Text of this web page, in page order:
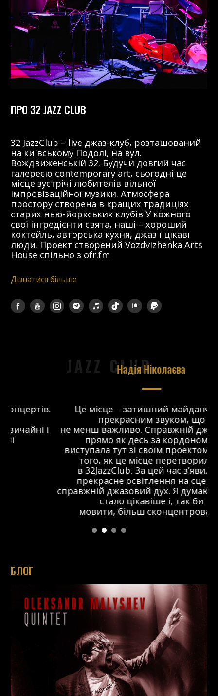
ПРО 32 JAZZ CLUB
32 JazzClub – live джаз-клуб, розташований
на київському Подолі, на вул.
Вождвиженській 32. Будучи довгий час
галереєю contemporary art, сьогодні це
місце зустрічі любителів вільної
імпровізаційної музики. Атмосфера
простору створена в кращих традиціях
старих нью-йоркських клубів У кожного
свої інгредієнти свята, наші – хороший
коктейль, авторська кухня, джаз і цікаві
люди. Проект створений Vozdvizhenka Arts
House спільно з ofr.fm
Дізнатися більше
JAZZ CLUB
Надія Ніколаєва
Це місце – затишний майданчик з
прекрасним звуком, що
не менш важливо. Справжній джаз-клуб,
прямо як десь за кордоном. Я
виступала тут зі своїм проектом ще до
того, як це місце перетворилося
в 32JazzClub. За цей час з’явилося
прекрасне освітлення на сцені та
справжній джазовий дух. Я думаю, що тут
стало цікавіше і, так би
мовити, більш сконцентровано.
БЛОГ